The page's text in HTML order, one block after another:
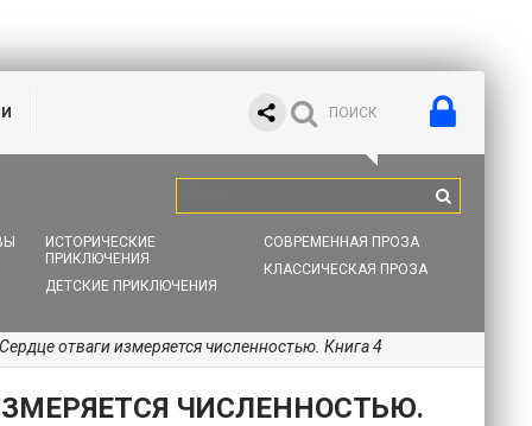
ИСТОРИЧЕСКИЕ
ПРИКЛЮЧЕНИЯ
ДЕТСКИЕ ПРИКЛЮЧЕНИЯ
СОВРЕМЕННАЯ ПРОЗА
КЛАССИЧЕСКАЯ ПРОЗА
отваги измеряется численностью. Книга 4
ЧИСЛЕННОСТЬЮ.